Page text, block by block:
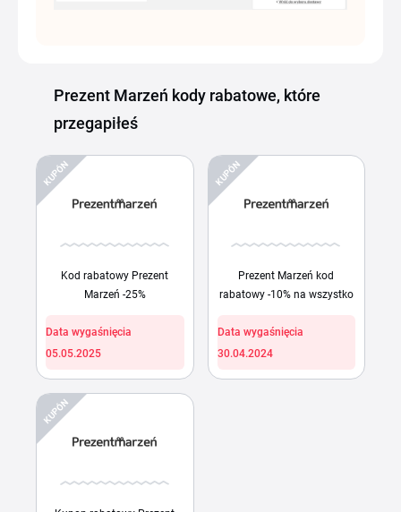
Prezent Marzeń kody rabatowe, które
przegapiłeś
KUPÓN
Kod rabatowy Prezent
Marzeń -25%
Data wygaśnięcia
05.05.2025
KUPÓN
Prezent Marzeń kod
rabatowy -10% na wszystko
Data wygaśnięcia
30.04.2024
KUPÓN